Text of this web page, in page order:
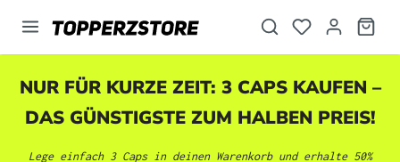
springen
NUR FÜR KURZE ZEIT: 3 CAPS KAUFEN –
DAS GÜNSTIGSTE ZUM HALBEN PREIS!
Lege einfach 3 Caps in deinen Warenkorb und erhalte 50%